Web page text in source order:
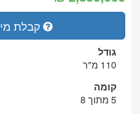
גודל
110 מ"ר
קומה
5 מתוך 8